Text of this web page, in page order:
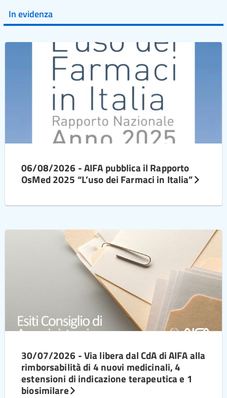
In evidenza
06/08/2026 - AIFA pubblica il Rapporto
OsMed 2025 “L’uso dei Farmaci in Italia”
30/07/2026 - Via libera dal CdA di AIFA alla
rimborsabilità di 4 nuovi medicinali, 4
estensioni di indicazione terapeutica e 1
biosimilare